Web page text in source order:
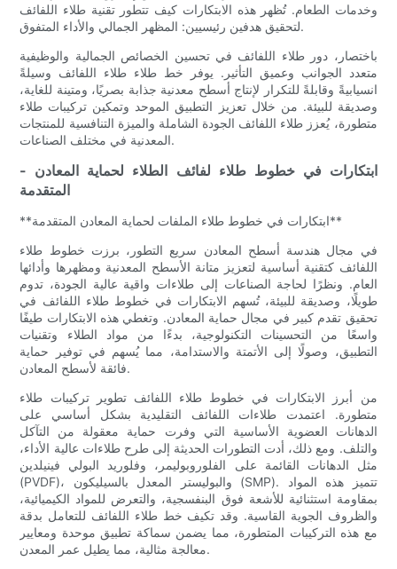
وخدمات الطعام. تُظهر هذه الابتكارات كيف تتطور تقنية طلاء اللفائف
لتحقيق هدفين رئيسيين: المظهر الجمالي والأداء المتفوق.
باختصار، دور طلاء اللفائف في تحسين الخصائص الجمالية والوظيفية
متعدد الجوانب وعميق التأثير. يوفر خط طلاء طلاء اللفائف وسيلةً
انسيابيةً وقابلةً للتكرار لإنتاج أسطح معدنية جذابة بصريًا، ومتينة للغاية،
وصديقة للبيئة. من خلال تعزيز التطبيق الموحد وتمكين تركيبات طلاء
متطورة، يُعزز طلاء اللفائف الجودة الشاملة والميزة التنافسية للمنتجات
المعدنية في مختلف الصناعات.
- ابتكارات في خطوط طلاء لفائف الطلاء لحماية المعادن
المتقدمة
**ابتكارات في خطوط طلاء الملفات لحماية المعادن المتقدمة**
في مجال هندسة أسطح المعادن سريع التطور، برزت خطوط طلاء
اللفائف كتقنية أساسية لتعزيز متانة الأسطح المعدنية ومظهرها وأدائها
العام. ونظرًا لحاجة الصناعات إلى طلاءات واقية عالية الجودة، تدوم
طويلًا، وصديقة للبيئة، تُسهم الابتكارات في خطوط طلاء اللفائف في
تحقيق تقدم كبير في مجال حماية المعادن. وتغطي هذه الابتكارات طيفًا
واسعًا من التحسينات التكنولوجية، بدءًا من مواد الطلاء وتقنيات
التطبيق، وصولًا إلى الأتمتة والاستدامة، مما يُسهم في توفير حماية
فائقة لأسطح المعادن.
من أبرز الابتكارات في خطوط طلاء اللفائف تطوير تركيبات طلاء
متطورة. اعتمدت طلاءات اللفائف التقليدية بشكل أساسي على
الدهانات العضوية الأساسية التي وفرت حماية معقولة من التآكل
والتلف. ومع ذلك، أدت التطورات الحديثة إلى طرح طلاءات عالية الأداء،
مثل الدهانات القائمة على الفلوروبوليمر، وفلوريد البولي فينيلدين
(PVDF)، والبوليستر المعدل بالسيليكون (SMP). تتميز هذه المواد
بمقاومة استثنائية للأشعة فوق البنفسجية، والتعرض للمواد الكيميائية،
والظروف الجوية القاسية. وقد تكيف خط طلاء اللفائف للتعامل بدقة
مع هذه التركيبات المتطورة، مما يضمن سماكة تطبيق موحدة ومعايير
معالجة مثالية، مما يطيل عمر المعدن.